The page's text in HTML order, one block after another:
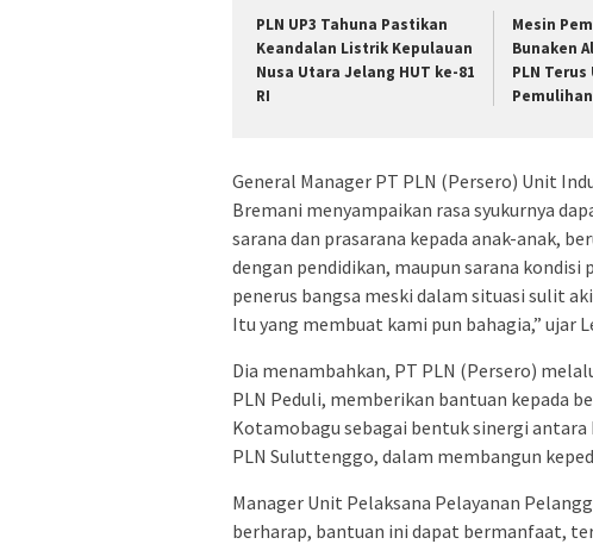
PLN UP3 Tahuna Pastikan
Keandalan Listrik Kepulauan
Nusa Utara Jelang HUT ke-81
RI
Mesin
Bunaken
PLN
Pemulihan
General Manager PT PLN (Persero) Unit
Bremani menyampaikan rasa syukurnya
sarana dan prasarana kepada anak-anak,
dengan pendidikan, maupun sarana kondisi
penerus bangsa meski dalam situasi sulit
Itu yang membuat kami pun bahagia,” ujar
Dia menambahkan, PT PLN (Persero)
PLN Peduli, memberikan bantuan kepada
Kotamobagu sebagai bentuk sinergi antara
PLN Suluttenggo, dalam membangun
Manager Unit Pelaksana Pelayanan
berharap, bantuan ini dapat bermanfaat,